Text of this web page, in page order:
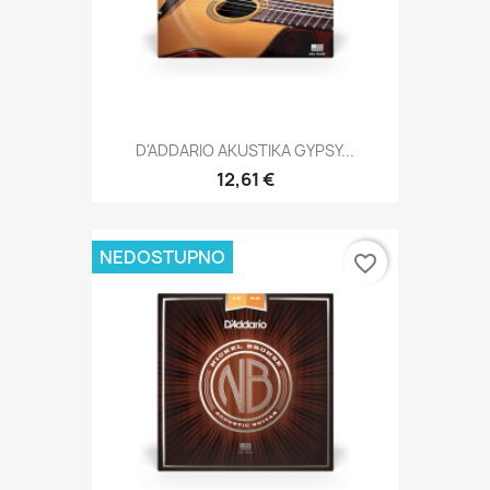
D'ADDARIO AKUSTIKA GYPSY...
12,61 €
NEDOSTUPNO favorite_border